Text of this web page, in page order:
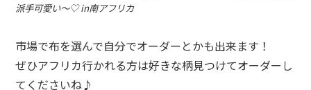
派手可愛い〜♡ in南アフリカ
市場で布を選んで自分でオーダーとかも出来ます！
ぜひアフリカ行かれる方は好きな柄見つけてオーダーし
てくださいね♪